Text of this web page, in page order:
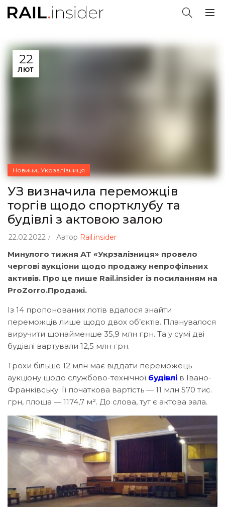
22
ЛЮТ
Новини, Укрзалізниця
УЗ визначила переможців
торгів щодо спортклубу та
будівлі з актовою залою
22.02.2022 Автор Rail.insider
Минулого тижня АТ «Укрзалізниця» провело
чергові аукціони щодо продажу непрофільних
активів. Про це пише Rail.insider із посиланням на
ProZorro.Продажі.
Із 14 пропонованих лотів вдалося знайти
переможців лише щодо двох об’єктів. Планувалося
виручити щонайменше 35,9 млн грн. Та у сумі дві
будівлі вартували 12,5 млн грн.
Трохи більше 12 млн має віддати переможець
аукціону щодо службово-технічної будівлі в Івано-
Франківську. Її початкова вартість — 11 млн 570 тис.
грн, площа — 1174,7 м². До слова, тут є актова зала.